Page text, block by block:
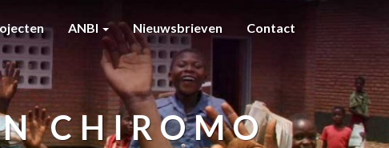
ANBI Nieuwsbrieven Contact
CHIROMO